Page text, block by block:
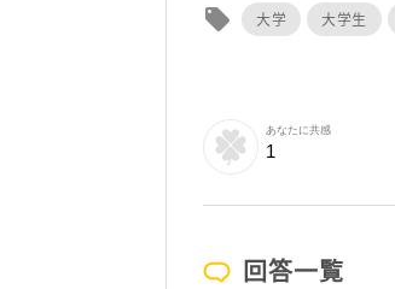
local_offer 大学 大学生
あなたに共感
1
回答一覧